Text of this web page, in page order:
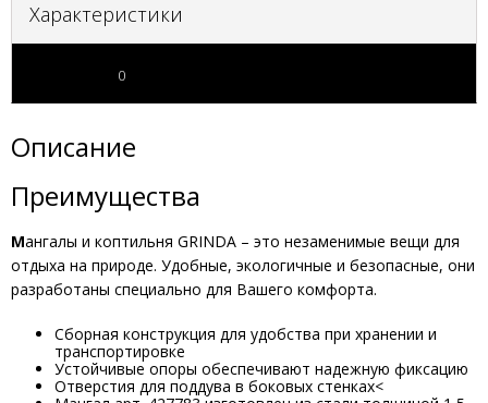
Характеристики
0
Описание
Преимущества
Мангалы и коптильня GRINDA – это незаменимые вещи для
отдыха на природе. Удобные, экологичные и безопасные, они
разработаны специально для Вашего комфорта.
Сборная конструкция для удобства при хранении и
транспортировке
Устойчивые опоры обеспечивают надежную фиксацию
Отверстия для поддува в боковых стенках<